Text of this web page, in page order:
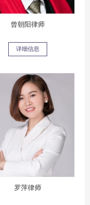
曾朝阳律师
详细信息
罗萍律师